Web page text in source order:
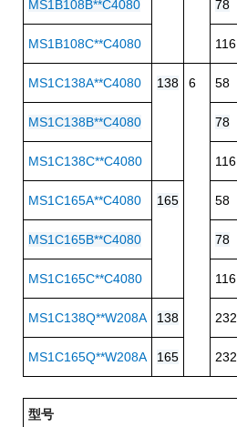
MS1B108B**C4080 78
MS1B108C**C4080 116
MS1C138A**C4080 138 6 58
MS1C138B**C4080 78
MS1C138C**C4080 116
MS1C165A**C4080 165 58
MS1C165B**C4080 78
MS1C165C**C4080 116
MS1C138Q**W208A 138 232
MS1C165Q**W208A 165 232
型号